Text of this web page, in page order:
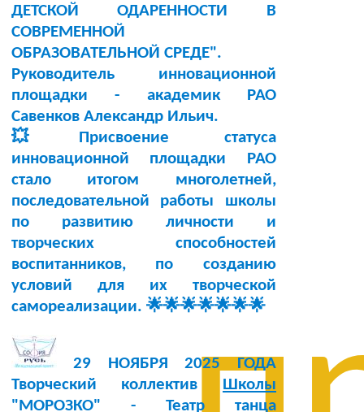
ДЕТСКОЙ ОДАРЕННОСТИ В
СОВРЕМЕННОЙ
ОБРАЗОВАТЕЛЬНОЙ СРЕДЕ".
Руководитель инновационной
площадки - академик РАО
Савенков Александр Ильич.
💥Присвоение статуса
инновационной площадки РАО
стало итогом многолетней,
последовательной работы школы
по развитию личности и
творческих способностей
воспитанников, по созданию
условий для их творческой
самореализации. 🌟🌟🌟🌟🌟🌟🌟
29 НОЯБРЯ 2025 ГОДА
Творческий коллектив Школы
"МОРОЗКО" - Театр танца